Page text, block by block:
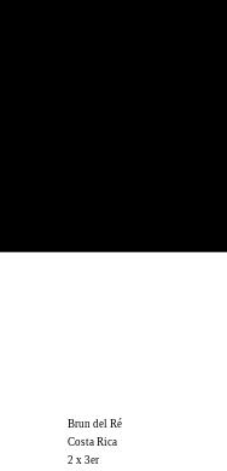
Brun del Ré
Costa Rica
2 x 3er